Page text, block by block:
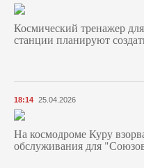
Космический тренажер
станции планируют
18:14 25.04.2026
На космодроме Куру
обслуживания для